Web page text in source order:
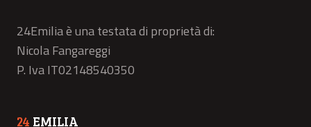
24Emilia è una testata di proprietà di:
Nicola Fangareggi
P. Iva IT02148540350
24 EMILIA